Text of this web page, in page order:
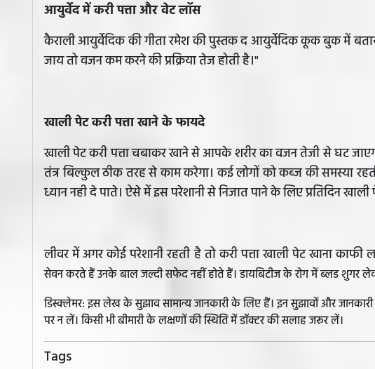
आयुर्वेद में करी पत्ता और वेट लॉस
कैराली आयुर्वेदिक की गीता रमेश की पुस्तक द आयुर्वेदिक कूक बुक में
जाय तो वजन कम करने की प्रक्रिया तेज होती है।"
खाली पेट करी पत्ता खाने के फायदे
खाली पेट करी पत्ता चबाकर खाने से आपके शरीर का वजन तेजी से घट
तंत्र बिल्कुल ठीक तरह से काम करेगा। कई लोगों को कब्ज की समस्या
ध्यान नही दे पाते। ऐसे में इस परेशानी से निजात पाने के लिए प्रतिदिन
लीवर में अगर कोई परेशानी रहती है तो करी पत्ता खाली पेट खाना काफी
सेवन करते हैं उनके बाल जल्दी सफेद नहीं होते हैं।डायबिटीज के रोग में ब्लड शुगर
डिस्क्लेमर: इस लेख के सुझाव सामान्य जानकारी के लिए हैं। इन सुझावों और
पर न लें। किसी भी बीमारी के लक्षणों की स्थिति में डॉक्टर की सलाह जरूर लें।
Tags